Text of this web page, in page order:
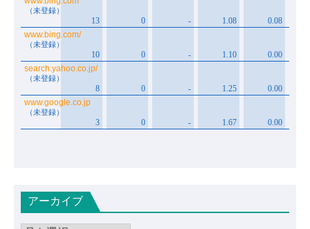
アーカイブ